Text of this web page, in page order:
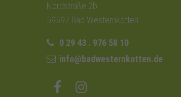
Nordstraße 2b
59597 Bad Westernkotten
0 29 43 . 976 58 10
info@badwesternkotten.de